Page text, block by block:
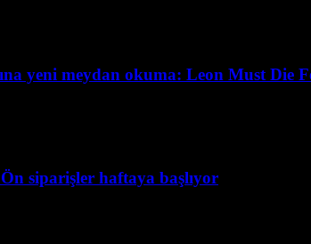
yeni meydan okuma: Leon Must Die
siparişler haftaya başlıyor